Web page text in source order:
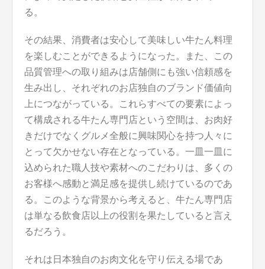
る。
その結果、消費者は安心して美味しい牛たん料理
を楽しむことができるようになった。また、この
品質管理への取り組みは店舗側にも強い信頼感を
生み出し、それぞれのお店独自のブランド価値向
上につながっている。これらすべての要素によっ
て構成される牛たん専門店という空間は、お肉好
きだけでなくグルメ全般に興味関心を持つ人々に
とって欠かせない存在となっている。一皿一皿に
込められた職人技や素材へのこだわりは、多くの
お客様へ感動と満足感を提供し続けているのであ
る。このような背景から考えると、牛たん専門店
は単なる飲食店以上の役割を果たしていると言え
るだろう。
それは日本独自のお肉文化を守り伝える場であ